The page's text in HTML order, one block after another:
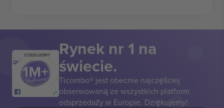
DZIĘKUJEMY! Rynek nr 1 na
świecie.
Ticombo® jest obecnie najczęściej
obserwowaną ze wszystkich platform
odsprzedaży w Europie. Dziękujemy!